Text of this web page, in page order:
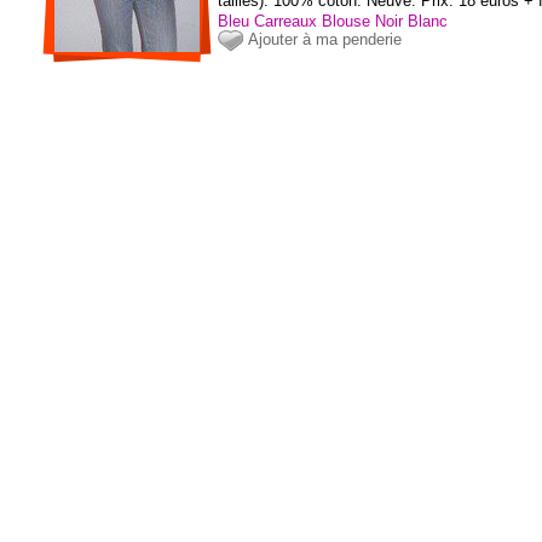
Bleu Carreaux Blouse Noir Blanc
Ajouter à ma penderie